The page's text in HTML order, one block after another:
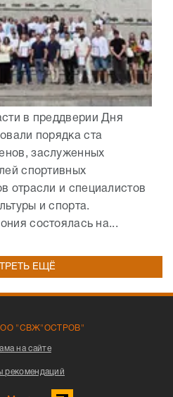
в преддверии Дня
порядка ста
заслуженных
спортивных
отрасли и специалистов
и спорта.
состоялась на...
ЕЩЁ
"СВЖ"ОСТРОВ"
на сайте
рекомендаций